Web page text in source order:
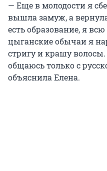
— Еще в молодости я
вышла замуж, а
есть образование, я
цыганские обычаи я
стригу и крашу
общаюсь только с
объяснила Елена.